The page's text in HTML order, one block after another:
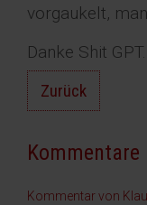
vorgaukelt,
Danke Shit
Zurück
Kommentare
Kommentar von